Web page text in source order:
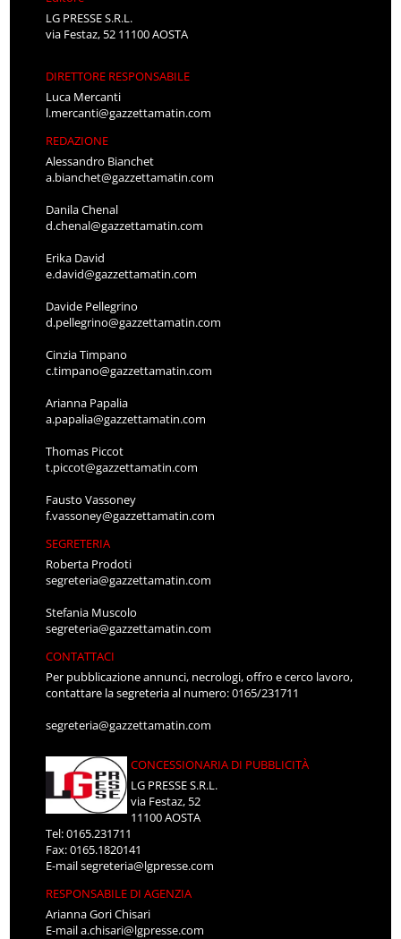
LG PRESSE S.R.L.
via Festaz, 52 11100 AOSTA
DIRETTORE RESPONSABILE
Luca Mercanti
l.mercanti@gazzettamatin.com
REDAZIONE
Alessandro Bianchet
a.bianchet@gazzettamatin.com
Danila Chenal
d.chenal@gazzettamatin.com
Erika David
e.david@gazzettamatin.com
Davide Pellegrino
d.pellegrino@gazzettamatin.com
Cinzia Timpano
c.timpano@gazzettamatin.com
Arianna Papalia
a.papalia@gazzettamatin.com
Thomas Piccot
t.piccot@gazzettamatin.com
Fausto Vassoney
f.vassoney@gazzettamatin.com
SEGRETERIA
Roberta Prodoti
segreteria@gazzettamatin.com
Stefania Muscolo
segreteria@gazzettamatin.com
CONTATTACI
Per pubblicazione annunci, necrologi, offro e cerco lavoro,
contattare la segreteria al numero: 0165/231711
segreteria@gazzettamatin.com
CONCESSIONARIA DI PUBBLICITÀ
LG PRESSE S.R.L.
via Festaz, 52
11100 AOSTA
Tel: 0165.231711
Fax: 0165.1820141
E-mailsegreteria@lgpresse.com
RESPONSABILE DI AGENZIA
Arianna Gori Chisari
E-maila.chisari@lgpresse.com